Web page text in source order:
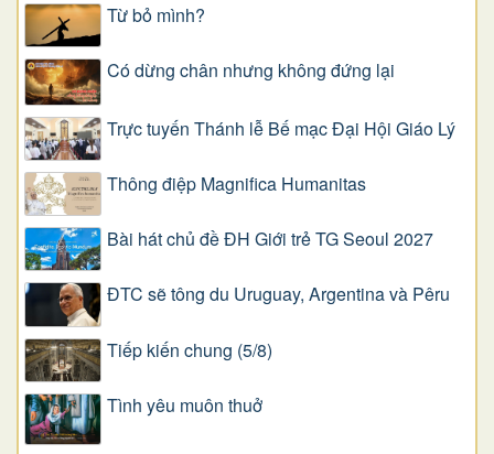
Từ bỏ mình?
Có dừng chân nhưng không đứng lại
Trực tuyến Thánh lễ Bế mạc Đại Hội Giáo Lý
Thông điệp Magnifica Humanitas
Bài hát chủ đề ĐH Giới trẻ TG Seoul 2027
ĐTC sẽ tông du Uruguay, Argentina và Pêru
Tiếp kiến chung (5/8)
Tình yêu muôn thuở